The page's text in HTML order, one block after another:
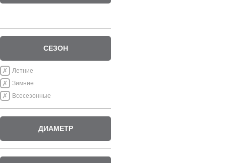
СЕЗОН
Летние
Зимние
Всесезонные
ДИАМЕТР